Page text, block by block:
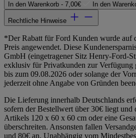
In den Warenkorb - 7,00€ In den
Rechtliche Hinweise
*Der Rabatt für Ford Kunden wurde auf
Preis angewendet. Diese
GmbH (eingetragener Sitz Henry-Ford-
exklusiv für Privatkunden zur Verfügung
bis zum 09.08.2026 oder solange der
jederzeit ohne Angabe von Gründen
Die Lieferung innerhalb Deutschlands
sofern der Bestellwert über 30€ liegt und
Artikels 120 x 60 x 60 cm oder eine
überschreiten. Ansonsten fallen
und 80€ an. Unabhängig vom